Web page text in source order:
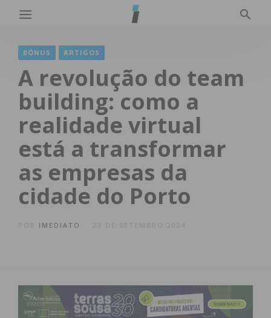
BÓNUS ARTIGOS
A revolução do team
building: como a
realidade virtual
está a transformar
as empresas da
cidade do Porto
IMEDIATO 23 DE SETEMBRO 2024